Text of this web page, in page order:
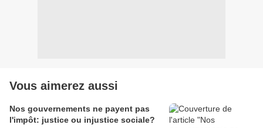
Vous aimerez aussi
Nos gouvernements ne payent pas
l'impôt: justice ou injustice sociale?